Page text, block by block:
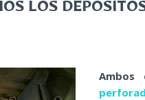
LOS
Ambos